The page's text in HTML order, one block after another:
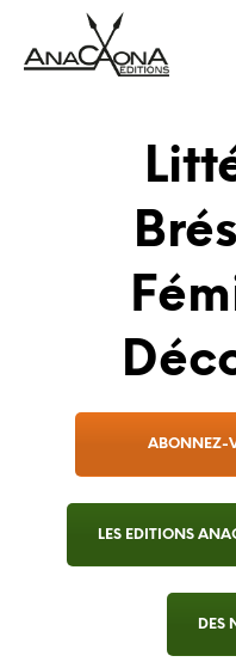
ABONNEZ-
LES EDITIONS
DES